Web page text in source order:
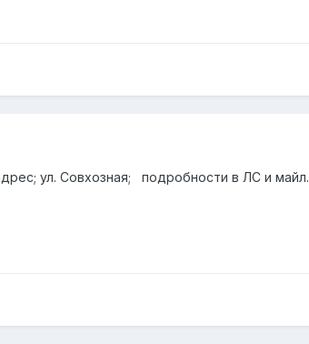
ул. Совхозная; подробности в ЛС и майл.